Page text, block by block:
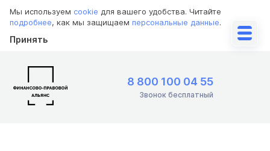
Мы используем cookie для вашего удобства. Читайте
подробнее, как мы защищаем персональные данные.
Принять
8 800 100 04 55
Звонок бесплатный